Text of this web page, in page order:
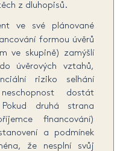
z dluhopisů.
ve své plánované
formou úvěrů
ve skupině) zamýšlí
úvěrových vztahů,
riziko selhání
dostát
Pokud druhá strana
financování)
a podmínek
že nesplní svůj